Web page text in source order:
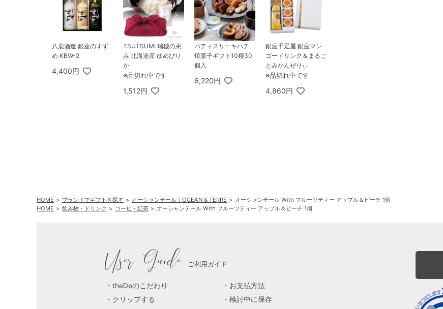
八鹿酒造 銀座のすず
め KBW-2
4,400円
TSUTSUMI 瑞穂の恵
み 北海道産 ゆめぴり
か
※品切れ中です
1,512円
パティスリーキハチ
焼菓子ギフト10種30
個入
6,220円
銀座千疋屋 銀座マン
ゴードリンク＆まるご
とみかんぜりぃ
※品切れ中です
4,860円
HOME ブランドでギフトを探す オーシャンテール｜OCEAN & TERRE
オーシャンテール With フルーツティー アップル＆ピーチ 1個
HOME
飲み物・ドリンク コーヒ・紅茶 オーシャンテール With フルーツティー アップル＆ピーチ 1個
User Guide ご利用ガイド
theDeのこだわり
お支払方法
クリップする
検討中に保存